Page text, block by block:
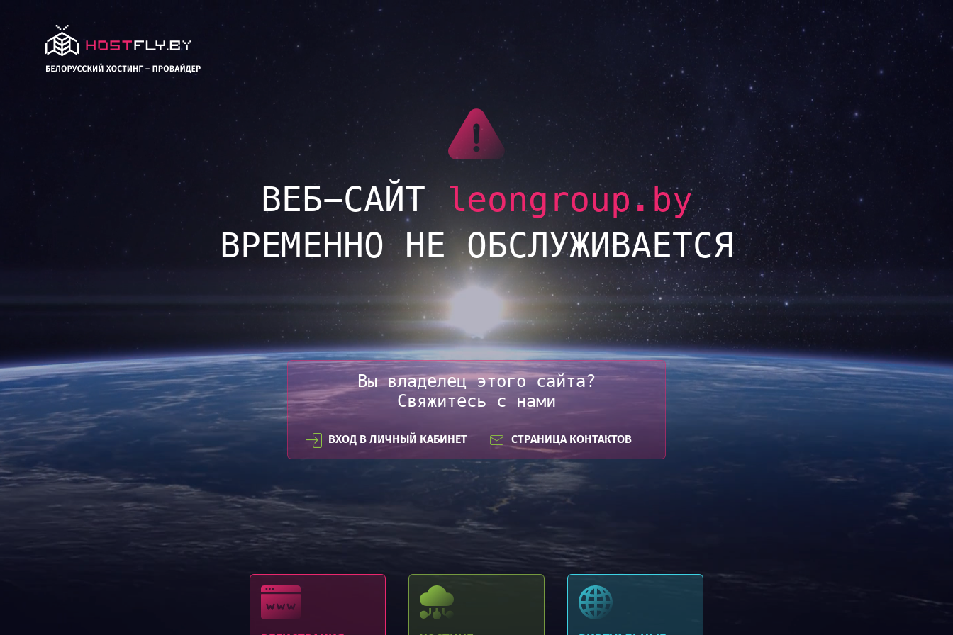
ВЕБ-САЙТleongroup.by
ВРЕМЕННО НЕ ОБСЛУЖИВАЕТСЯ
Вы владелец этого сайта?
Свяжитесь с нами
ВХОД В ЛИЧНЫЙ КАБИНЕТ СТРАНИЦА КОНТАКТОВ
Регистрация доменов .BY Хостинг сайтов